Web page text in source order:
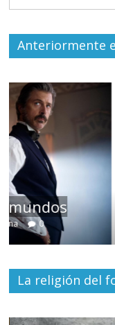
Anteriormente
Las series-
13 marzo, 2026
La religión del